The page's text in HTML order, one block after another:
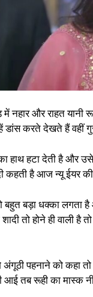
नहार और राहत
डांस करते देखते हैं वहीं
हाथ हटा देती है और
कहती है आज न्यू ईयर
बड़ा धक्का लगता
तो होने ही वाली है
अंगूठी पहनाने को कहा
आई तब रूही का मास्क